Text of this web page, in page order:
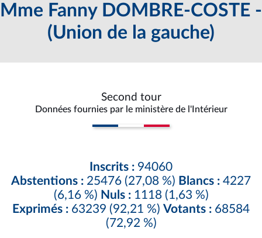
Mme Fanny DOMBRE-COSTE -
(Union de la gauche)
Second tour
Données fournies par le ministère de l'Intérieur
Inscrits : 94060
Abstentions : 25476 (27,08 %) Blancs : 4227
(6,16 %) Nuls :1118 (1,63 %)
Exprimés : 63239 (92,21 %) Votants : 68584
(72,92 %)